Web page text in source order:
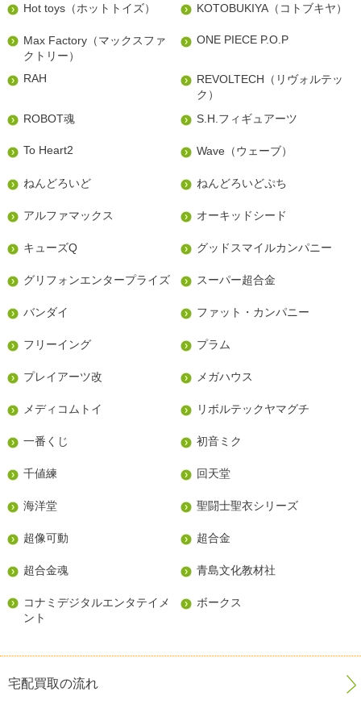
Hot toys（ホットトイズ） KOTOBUKIYA（コトブキヤ）
Max Factory（マックスファ
クトリー）
ONE PIECE P.O.P
RAH
REVOLTECH（リヴォルテッ
ク）
ROBOT魂
S.H.フィギュアーツ
To Heart2 Wave（ウェーブ）
ねんどろいど ねんどろいどぷち
アルファマックス オーキッドシード
キューズQ グッドスマイルカンパニー
グリフォンエンタープライズ スーパー超合金
バンダイ ファット・カンパニー
フリーイング プラム
プレイアーツ改 メガハウス
メディコムトイ リボルテックヤマグチ
一番くじ 初音ミク
千値練 回天堂
海洋堂 聖闘士聖衣シリーズ
超像可動 超合金
超合金魂 青島文化教材社
コナミデジタルエンタテイメ
ント
ボークス
宅配買取の流れ